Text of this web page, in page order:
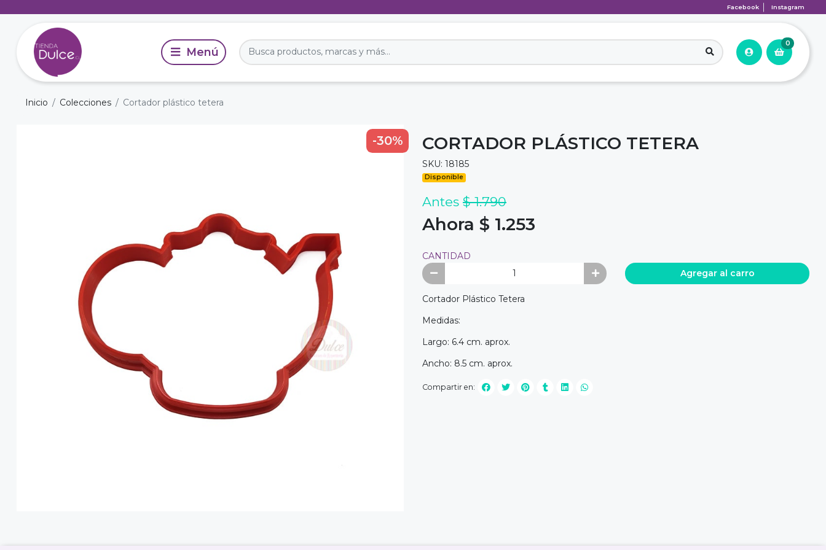
Facebook Instagram
0
Inicio Colecciones Cortador plástico tetera
-30% CORTADOR PLÁSTICO TETERA
SKU: 18185
Disponible
Antes $ 1.790
Ahora $ 1.253
CANTIDAD
Agregar al carro
Cortador Plástico Tetera
Medidas:
Largo: 6.4 cm. aprox.
Ancho: 8.5 cm. aprox.
Compartir en: